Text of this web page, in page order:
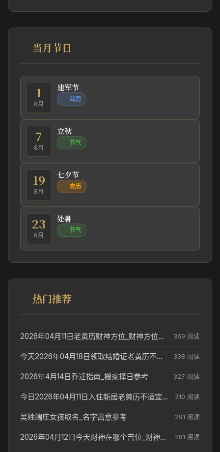
当月节日
1
8月
建军节
公历
7
8月
立秋
节气
19
8月
七夕节
农历
23
8月
处暑
节气
热门推荐
2026年04月11日老黄历财神方位_财神方位与供奉讲究 369 阅读
今天2026年04月18日领取结婚证老黄历不适合吗_领证日期参考 338 阅读
2026年4月14日乔迁指南_搬家择日参考 327 阅读
今日2026年04月11日入住新居老黄历不适宜吗_搬家择日参考 310 阅读
吴姓端庄女孩取名_名字寓意参考 291 阅读
2026年04月12日今天财神在哪个吉位_财神方位参考 281 阅读